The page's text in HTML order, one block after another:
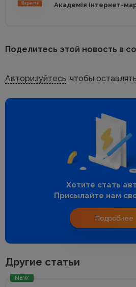
Академія інтернет-
Поделитесь этой новость в
Авторизуйтесь, чтобы
Хотите стать
Присылайте нам
Подробнее
Другие статьи
NEW